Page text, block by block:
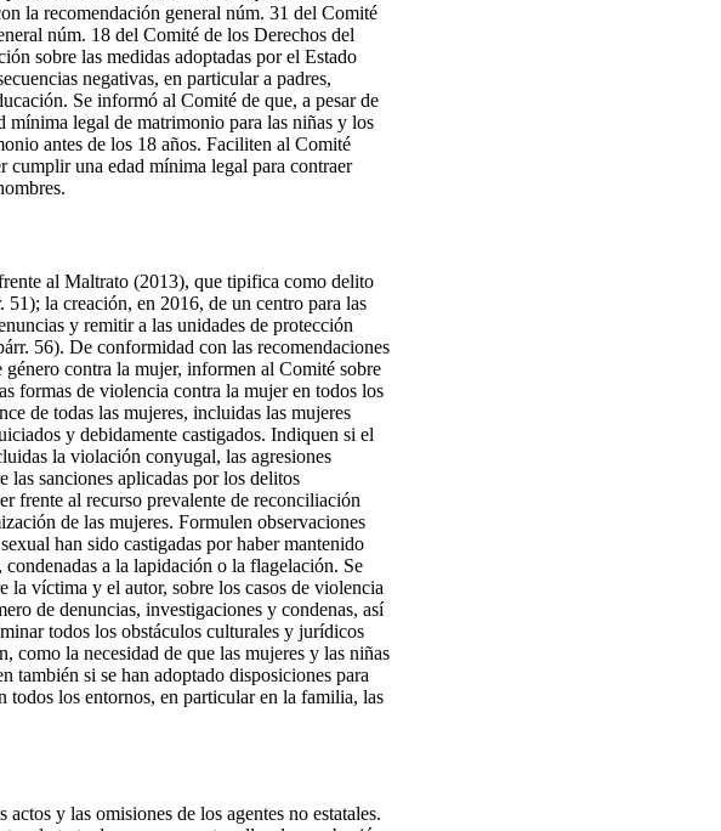
la recomendación general núm. 31 del Comité
núm. 18 del Comité de los Derechos del
sobre las medidas adoptadas por el Estado
negativas, en particular a padres,
Se informó al Comité de que, a pesar de
mínima legal de matrimonio para las niñas y los
antes de los 18 años. Faciliten al Comité
cumplir una edad mínima legal para contraer
al Maltrato (2013), que tipifica como delito
la creación, en 2016, de un centro para las
y remitir a las unidades de protección
56). De conformidad con las recomendaciones
contra la mujer, informen al Comité sobre
formas de violencia contra la mujer en todos los
de todas las mujeres, incluidas las mujeres
y debidamente castigados. Indiquen si el
la violación conyugal, las agresiones
sanciones aplicadas por los delitos
frente al recurso prevalente de reconciliación
de las mujeres. Formulen observaciones
han sido castigadas por haber mantenido
a la lapidación o la flagelación. Se
la víctima y el autor, sobre los casos de violencia
de denuncias, investigaciones y condenas, así
todos los obstáculos culturales y jurídicos
como la necesidad de que las mujeres y las niñas
también si se han adoptado disposiciones para
todos los entornos, en particular en la familia, las
y las omisiones de los agentes no estatales.